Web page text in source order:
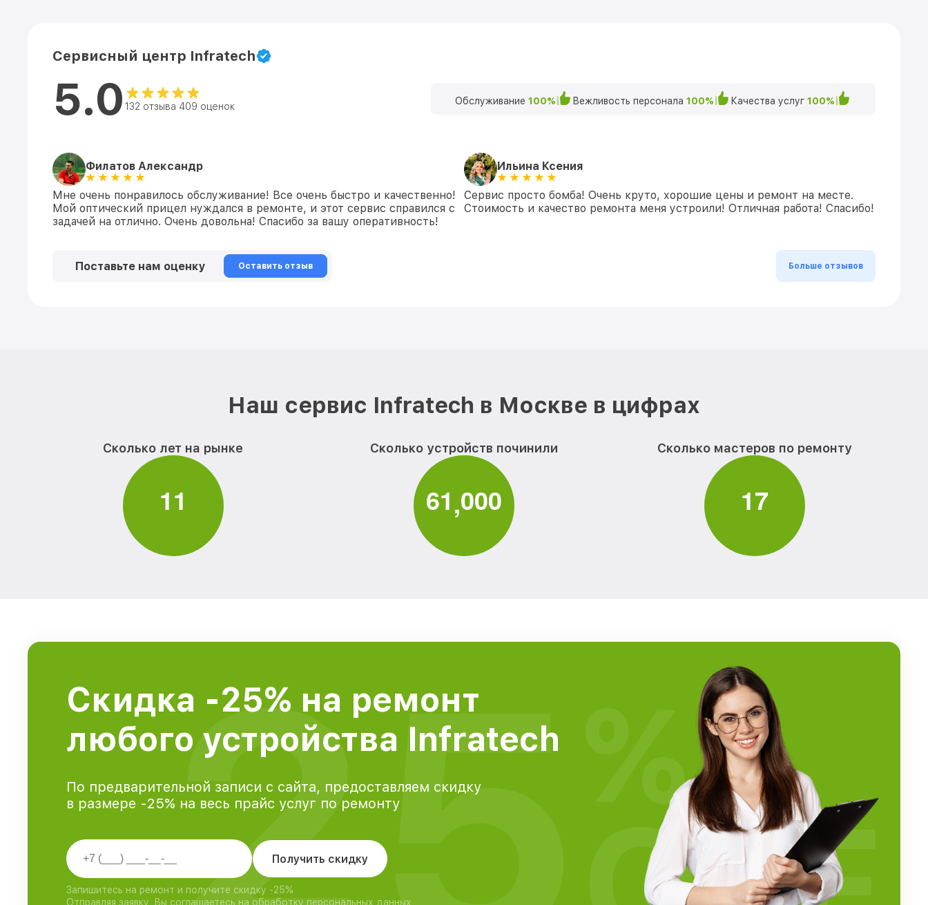
Сервисный центр Infratech
5.0 132 отзыва 409 оценок Обслуживание 100% Вежливость персонала 100% Качества услуг 100%
Филатов Александр
Мне очень понравилось обслуживание! Все очень быстро и качественно!
Мой оптический прицел нуждался в ремонте, и этот сервис справился с
задачей на отлично. Очень довольна! Спасибо за вашу оперативность!
Ильина Ксения
Сервис просто бомба! Очень круто, хорошие цены и ремонт на месте.
Стоимость и качество ремонта меня устроили! Отличная работа! Спасибо!
Поставьте нам оценку Оставить отзыв Больше отзывов
Наш сервис Infratech в Москве в цифрах
Сколько лет на рынке
11
Сколько устройств починили
61,000
Сколько мастеров по ремонту
17
Скидка -25% на ремонт
любого устройства Infratech
По предварительной записи с сайта, предоставляем скидку
в размере -25% на весь прайс услуг по ремонту
Получить скидку
Запишитесь на ремонт и получите скидку -25%
Отправляя заявку, Вы соглашаетесь на обработку персональных данных
25 %